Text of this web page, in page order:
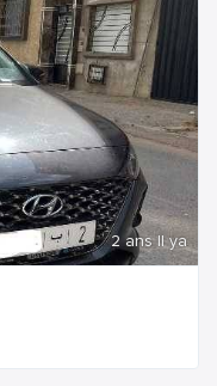
2 ans Il ya